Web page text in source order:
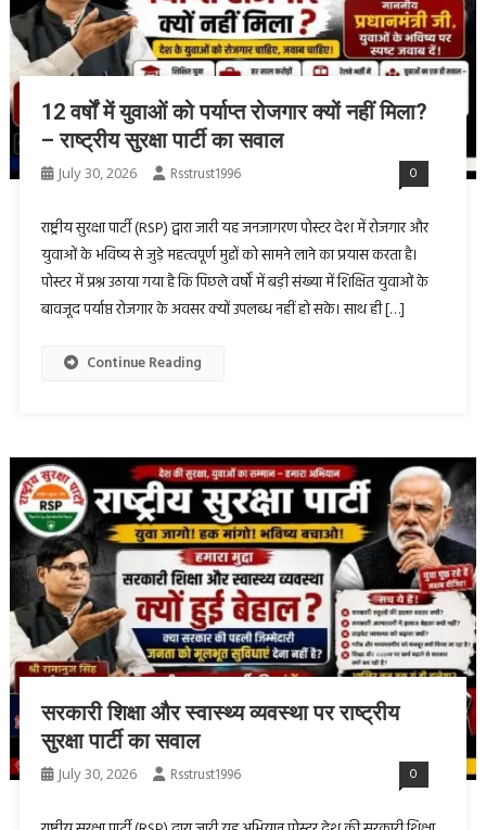
12 वर्षों में युवाओं को पर्याप्त रोजगार क्यों नहीं मिला?
– राष्ट्रीय सुरक्षा पार्टी का सवाल
July 30, 2026 Rsstrust1996 0
राष्ट्रीय सुरक्षा पार्टी (RSP) द्वारा जारी यह जनजागरण पोस्टर देश में रोजगार और
युवाओं के भविष्य से जुड़े महत्वपूर्ण मुद्दों को सामने लाने का प्रयास करता है।
पोस्टर में प्रश्न उठाया गया है कि पिछले वर्षों में बड़ी संख्या में शिक्षित युवाओं के
बावजूद पर्याप्त रोजगार के अवसर क्यों उपलब्ध नहीं हो सके। साथ ही […]
Continue Reading
सरकारी शिक्षा और स्वास्थ्य व्यवस्था पर राष्ट्रीय
सुरक्षा पार्टी का सवाल
July 30, 2026 Rsstrust1996 0